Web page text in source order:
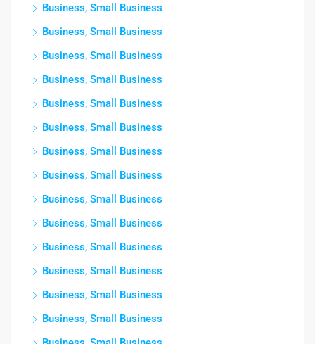
Business, Small Business
Business, Small Business
Business, Small Business
Business, Small Business
Business, Small Business
Business, Small Business
Business, Small Business
Business, Small Business
Business, Small Business
Business, Small Business
Business, Small Business
Business, Small Business
Business, Small Business
Business, Small Business